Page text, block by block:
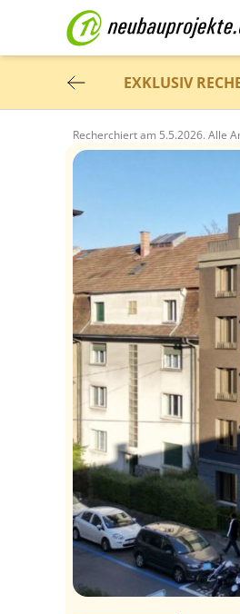
EXKLUSIV
Recherchiert am 5.5.2026. Alle